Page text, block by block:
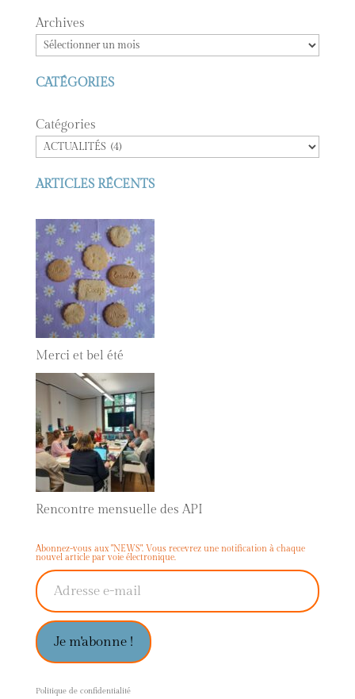
Archives
CATÉGORIES
Catégories
ARTICLES RÉCENTS
Merci et bel été
Rencontre mensuelle des API
Abonnez-vous aux "NEWS". Vous recevrez une notification à chaque
nouvel article par voie électronique.
Je m'abonne !
Politique de confidentialité